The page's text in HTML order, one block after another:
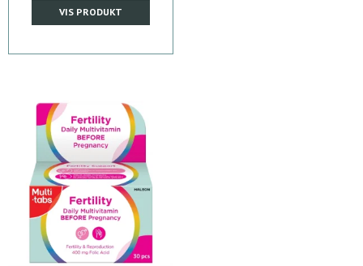
VIS PRODUKT